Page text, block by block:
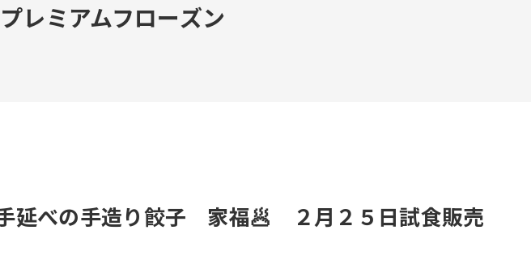
レミアムフローズン
延べの手造り餃子 家福🥟 ２月２５日試食販売